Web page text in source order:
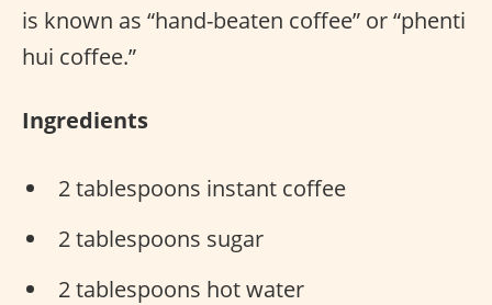
is known as “hand-beaten coffee” or “phenti
hui coffee.”
Ingredients
2 tablespoons instant coffee
2 tablespoons sugar
2 tablespoons hot water